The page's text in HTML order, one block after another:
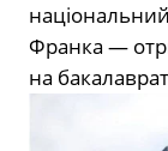
Франка —
на